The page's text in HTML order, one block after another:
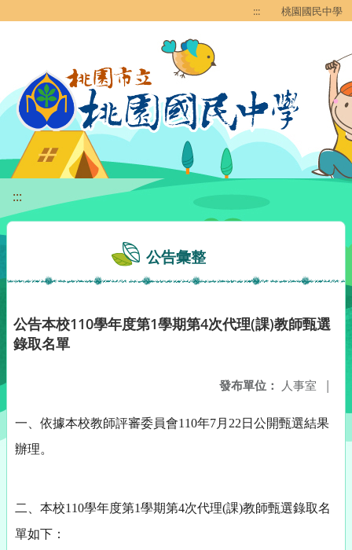
::: 桃園國民中學
:::
公告彙整
公告本校110學年度第1學期第4次代理(課)教師甄選
錄取名單
發布單位： 人事室 |
一、依據本校教師評審委員會110年7月22日公開甄選結果
辦理。
二、本校110學年度第1學期第4次代理(課)教師甄選錄取名
單如下：